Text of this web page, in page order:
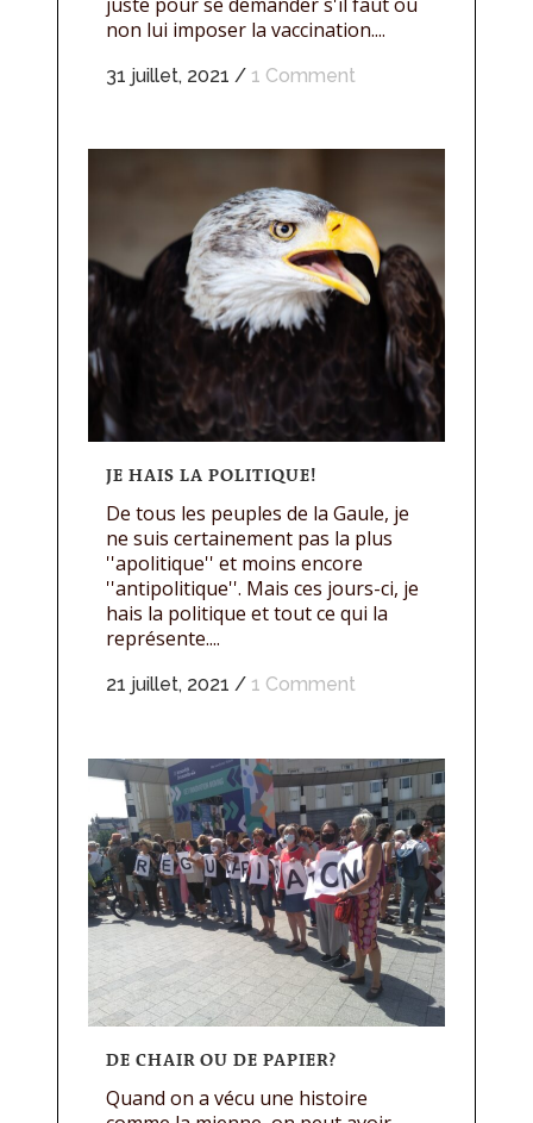
juste pour se demander s'il faut ou
non lui imposer la vaccination....
31 juillet, 2021 / 1 Comment
JE HAIS LA POLITIQUE!
De tous les peuples de la Gaule, je
ne suis certainement pas la plus
''apolitique'' et moins encore
''antipolitique''. Mais ces jours-ci, je
hais la politique et tout ce qui la
représente....
21 juillet, 2021 / 1 Comment
DE CHAIR OU DE PAPIER?
Quand on a vécu une histoire